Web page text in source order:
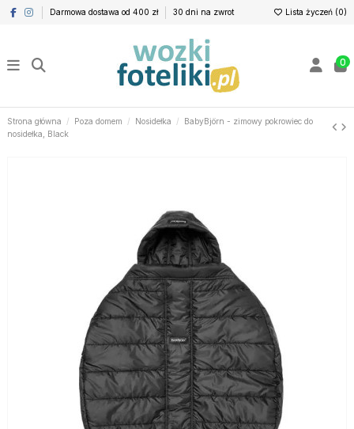
Darmowa dostawa od 400 zł 30 dni na zwrot Lista życzeń (0)
0
Strona główna Poza domem Nosidełka
BabyBjörn - zimowy pokrowiec do
nosidełka, Black